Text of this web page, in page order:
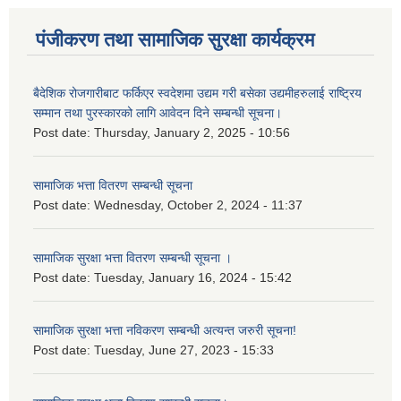
पंजीकरण तथा सामाजिक सुरक्षा कार्यक्रम
बैदेशिक रोजगारीबाट फर्किएर स्वदेशमा उद्यम गरी बसेका उद्यमीहरुलाई राष्‍ट्रिय
सम्मान तथा पुरस्कारको लागि आवेदन दिने सम्बन्धी सूचना।
Post date: Thursday, January 2, 2025 - 10:56
सामाजिक भत्ता वितरण सम्बन्धी सूचना
Post date: Wednesday, October 2, 2024 - 11:37
सामाजिक सुरक्षा भत्ता वितरण सम्बन्धी सूचना ।
Post date: Tuesday, January 16, 2024 - 15:42
सामाजिक सुरक्षा भत्ता नविकरण सम्बन्धी अत्यन्त जरुरी सूचना!
Post date: Tuesday, June 27, 2023 - 15:33